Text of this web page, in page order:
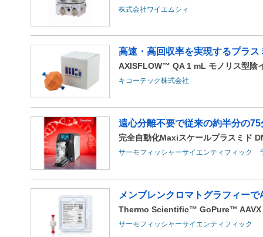
株式会社ワイエムシィ
高速・高回収率を実現するプラ
AXISFLOW™ QA 1 mL モノリス型陰
キコーテック株式会社
遠心分離不要で従来の約半分の
完全自動化Maxiスケールプラスミド
サーモフィッシャーサイエンティフィック
メンブレンクロマトグラフィー
Thermo Scientific™ GoPure™
サーモフィッシャーサイエンティフィック